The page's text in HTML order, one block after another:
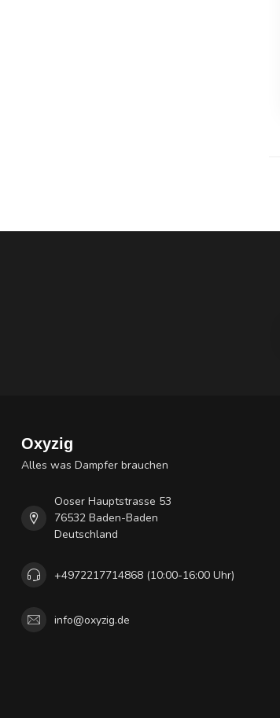
Oxyzig
Alles was Dampfer brauchen
Ooser Hauptstrasse 53
76532 Baden-Baden
Deutschland
+4972217714868 (10:00-16:00 Uhr)
info@oxyzig.de